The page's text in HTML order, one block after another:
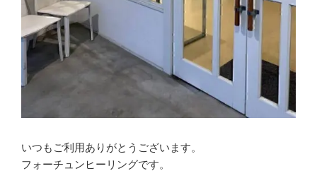
いつもご利用ありがとうございます。
フォーチュンヒーリングです。